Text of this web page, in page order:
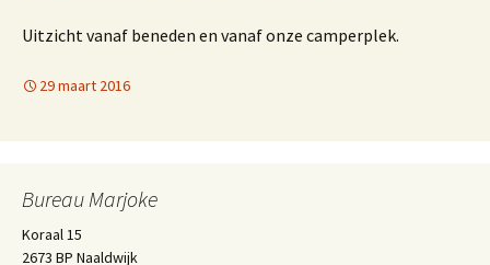
Uitzicht vanaf beneden en vanaf onze camperplek.
29 maart 2016
Bureau Marjoke
Koraal 15
2673 BP Naaldwijk